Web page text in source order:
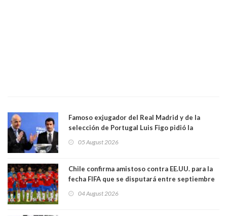
Famoso exjugador del Real Madrid y de la
selección de Portugal Luis Figo pidió la
comportamiento más bajo y cobarde que he
05 August 2026
Chile confirma amistoso contra EE.UU. para la
fecha FIFA que se disputará entre septiembre
04 August 2026